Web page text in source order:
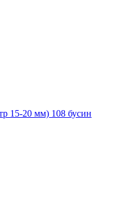
15-20 мм) 108 бусин